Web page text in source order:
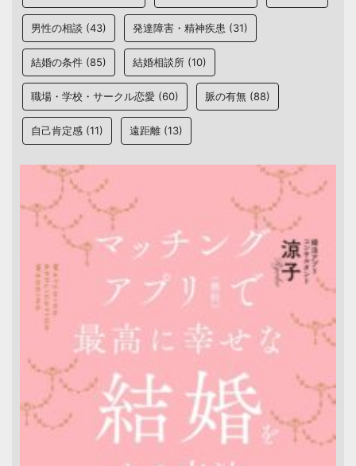
男性の相談 (43) 発達障害・精神疾患 (31)
結婚の条件 (85) 結婚相談所 (10)
職場・学校・サークル恋愛 (60) 脈の有無 (88)
自己肯定感 (11) 遠距離 (13)